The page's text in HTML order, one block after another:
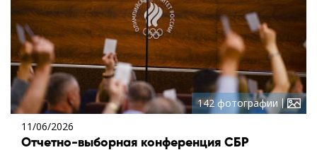
142 фотографии
11/06/2026
Отчетно-выборная конференция СБР